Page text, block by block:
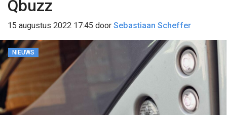
Qbuzz
15 augustus 2022 17:45 door Sebastiaan Scheffer
NIEUWS